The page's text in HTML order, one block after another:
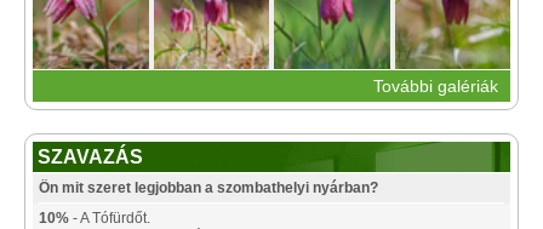
További galériák
SZAVAZÁS
Ön mit szeret legjobban a szombathelyi nyárban?
10% - A Tófürdőt.